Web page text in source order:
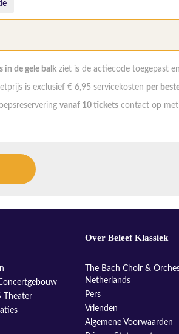
in de gele balk ziet is de actiecode toegepast
is exclusief € 6,95 servicekosten per
vanaf 10 tickets contact op met
Theater
Over Beleef Klassiek
The Bach Choir &
Netherlands
Pers
Vrienden
Algemene Voorwaarden